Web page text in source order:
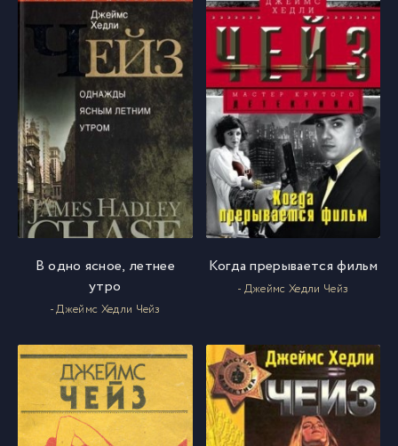
В одно ясное, летнее
утро
- Джеймс Хедли Чейз
Когда прерывается фильм
- Джеймс Хедли Чейз